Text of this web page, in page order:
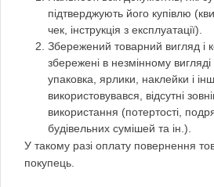
підтверджують його купівлю
чек, інструкція з експлуатації).
Збережений товарний вигляд і
збережені в незмінному
упаковка, ярлики, наклейки і
використовувався, відсутні
використання (потертості,
будівельних сумішей та ін.).
У такому разі оплату повернення
покупець.